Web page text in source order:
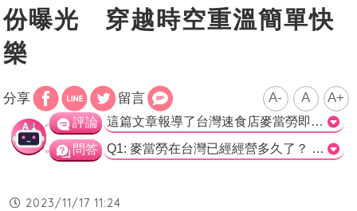
份曝光 穿越時空重溫簡單快
樂
分享 留言 A- A A+
評論 這篇文章報導了台灣速食店麥當勞即將迎來40週年，並推出了一系列的活動和主題片《簡單的快樂》。這部片以跨越五個年代的故事，帶領觀眾重溫與麥當勞之間的簡單快樂。而蔡依林不僅擔任代言人，還親自操刀了主題曲《OH LA LA LA》，透過此次活動，希望觸動人們對麥當勞的美好回憶。文章也提到，麥當勞特別打造了全新場域音樂，為餐廳的用餐環境營造更加愉快的氛圍。 整體而言，這篇文章成功地介紹了麥當勞這個品牌的40週年活動。通過邀請蔡依林作為代言人和音樂創作者，增加了活動的話題性和吸引力。同時，麥當勞也通過推出全新場域音樂，注重用餐環境的氣氛。這些舉措都旨在讓消費者在用餐的同時感受到樂趣和快樂。整體而言，這篇文章很好地傳達了活動的目的和訴求。>
問答 Q1: 麥當勞在台灣已經經營多久了？ a) 20年 b) 30年 c) 40年 d) 50年 正確答案: c) 40年 Q2: 麥當勞40週年主題曲《OH LA LA LA》的詞曲創作人是誰？ a) 蔡依林 b) 侯志堅 c) 麥當勞速食店 d) 團隊作詞、作曲 正確答案: d) 團隊作詞、作曲 Q3: 在40週年主題片中，哪位著名女歌手擔任代言人？ a) 蔡依林 b) 侯志堅 c) 麥當勞速食店 d) 團隊作詞、作曲 正確答案: a) 蔡依林
2023/11/17 11:24